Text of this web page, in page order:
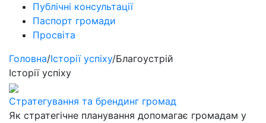
Публічні консультації
Паспорт громади
Просвіта
Головна/Історії успіху/Благоустрій
Історії успіху
Стратегування та брендинг громад
Як стратегічне планування допомагає громадам у